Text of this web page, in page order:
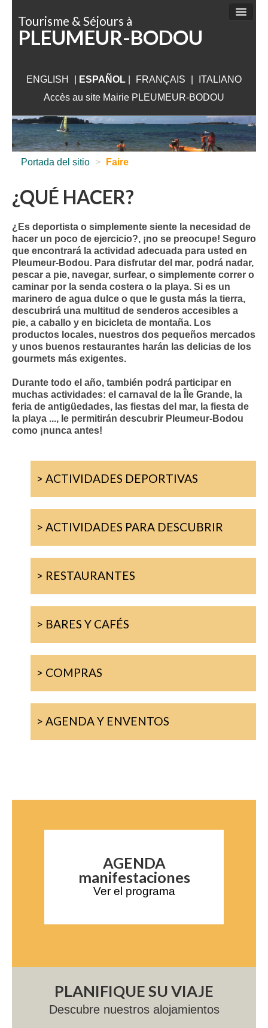
Tourisme & Séjours à
PLEUMEUR-BODOU
ENGLISH ESPAÑOL FRANÇAIS
ITALIANO
Accès au site Mairie PLEUMEUR-BODOU
¿QUÉ HACER?
DÓNDE DORMIR
QUÉ VISITAR
ALREDEDORES DE PLEUMEUR
INFORMACIÓN ÚTIL
Portada del sitio > Faire
¿QUÉ HACER?
¿Es deportista o simplemente siente la necesidad de
hacer un poco de ejercicio?, ¡no se preocupe! Seguro
que encontrará la actividad adecuada para usted en
Pleumeur-Bodou. Para disfrutar del mar, podrá nadar,
pescar a pie, navegar, surfear, o simplemente correr o
caminar por la senda costera o la playa. Si es un
marinero de agua dulce o que le gusta más la tierra,
descubrirá una multitud de senderos accesibles a
pie, a caballo y en bicicleta de montaña. Los
productos locales, nuestros dos pequeños mercados
y unos buenos restaurantes harán las delicias de los
gourmets más exigentes.
Durante todo el año, también podrá participar en
muchas actividades: el carnaval de la Île Grande, la
feria de antigüedades, las fiestas del mar, la fiesta de
la playa ..., le permitirán descubrir Pleumeur-Bodou
como ¡nunca antes!
> ACTIVIDADES DEPORTIVAS
> ACTIVIDADES PARA DESCUBRIR
> RESTAURANTES
> BARES Y CAFÉS
> COMPRAS
> AGENDA Y ENVENTOS
AGENDA
manifestaciones
Ver el programa
PLANIFIQUE SU VIAJE
Descubre nuestros alojamientos